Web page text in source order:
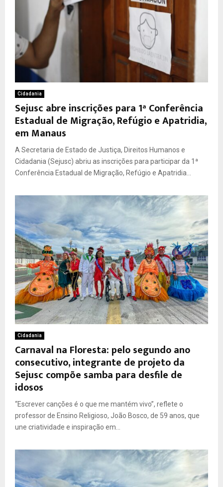
Cidadania
Sejusc abre inscrições para 1ª Conferência
Estadual de Migração, Refúgio e Apatridia,
em Manaus
A Secretaria de Estado de Justiça, Direitos Humanos e
Cidadania (Sejusc) abriu as inscrições para participar da 1ª
Conferência Estadual de Migração, Refúgio e Apatridia...
Cidadania
Carnaval na Floresta: pelo segundo ano
consecutivo, integrante de projeto da
Sejusc compõe samba para desfile de
idosos
“Escrever canções é o que me mantém vivo”, reflete o
professor de Ensino Religioso, João Bosco, de 59 anos, que
une criatividade e inspiração em...